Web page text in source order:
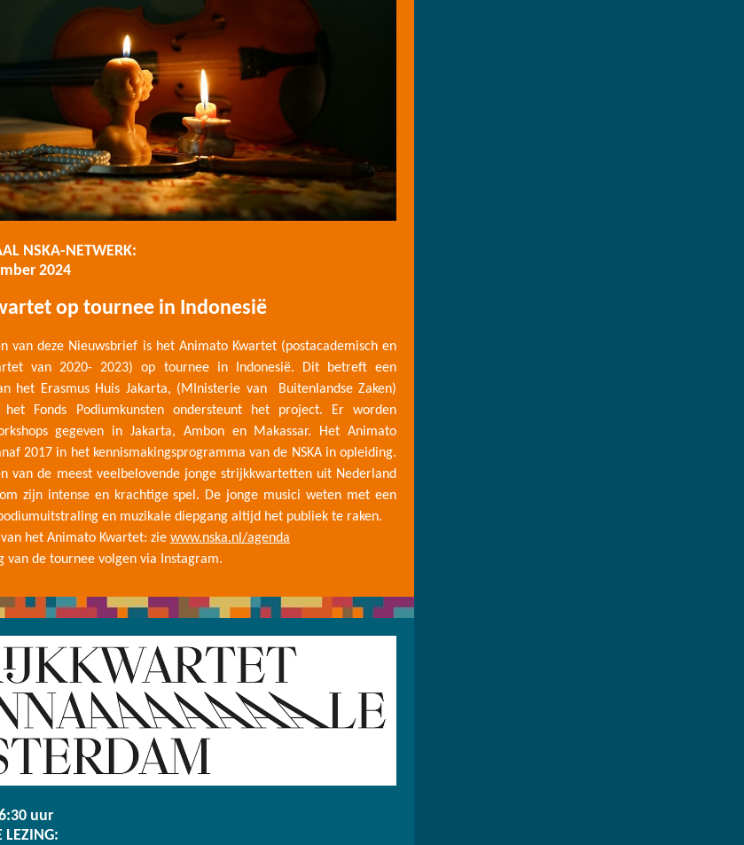
NSKA-NETWERK:
2024
op tournee in Indonesië
van deze Nieuwsbrief is het Animato Kwartet (postacademisch en
van 2020- 2023) op tournee in Indonesië. Dit betreft een
het Erasmus Huis Jakarta, (MInisterie van Buitenlandse Zaken)
het Fonds Podiumkunsten ondersteunt het project. Er worden
gegeven in Jakarta, Ambon en Makassar. Het Animato
2017 in het kennismakingsprogramma van de NSKA in opleiding.
van de meest veelbelovende jonge strijkkwartetten uit Nederland
zijn intense en krachtige spel. De jonge musici weten met een
en muzikale diepgang altijd het publiek te raken.
het Animato Kwartet: zie www.nska.nl/agenda
van de tournee volgen via Instagram.
uur
LEZING: